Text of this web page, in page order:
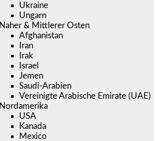
Ukraine
Ungarn
Naher & Mittlerer Osten
Afghanistan
Iran
Irak
Israel
Jemen
Saudi-Arabien
Vereinigte Arabische Emirate (UAE)
Nordamerika
USA
Kanada
Mexico